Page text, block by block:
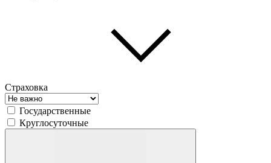
Страховка
Государственные
Круглосуточные